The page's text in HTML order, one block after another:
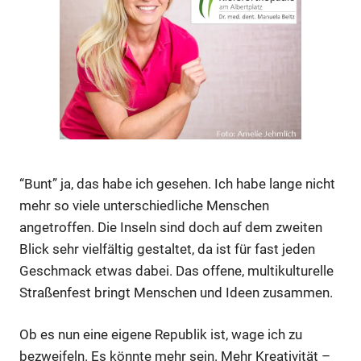
“Bunt” ja, das habe ich gesehen. Ich habe lange nicht
mehr so viele unterschiedliche Menschen
angetroffen. Die Inseln sind doch auf dem zweiten
Blick sehr vielfältig gestaltet, da ist für fast jeden
Geschmack etwas dabei. Das offene, multikulturelle
Straßenfest bringt Menschen und Ideen zusammen.
Ob es nun eine eigene Republik ist, wage ich zu
bezweifeln. Es könnte mehr sein. Mehr Kreativität –